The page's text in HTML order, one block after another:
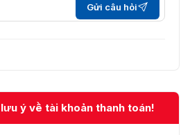
Gửi câu hỏi
ý về tài khoản thanh toán!